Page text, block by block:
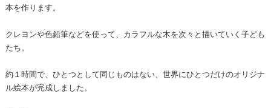
本を作ります。
クレヨンや色鉛筆などを使って、カラフルな木を次々と描いていく子ども
たち。
約１時間で、ひとつとして同じものはない、世界にひとつだけのオリジナ
ル絵本が完成しました。